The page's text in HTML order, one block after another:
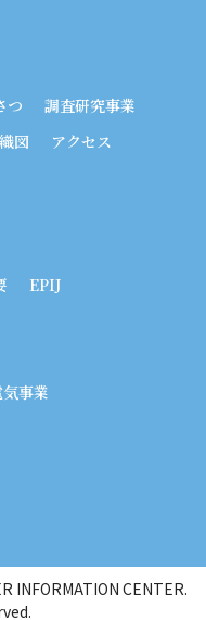
つ
調査研究事業
図
アクセス
EPIJ
事業
INFORMATION CENTER.